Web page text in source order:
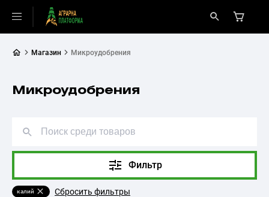
Магазин Микроудобрения
Микроудобрения
калий Сбросить фильтры
Фильтр